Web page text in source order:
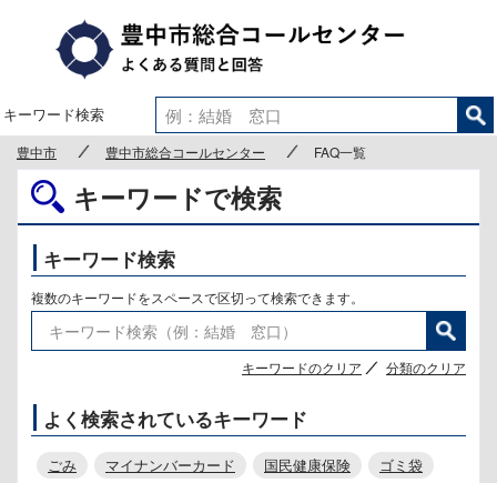
キーワード検索
豊中市 豊中市総合コールセンター FAQ一覧
キーワードで検索
キーワード検索
複数のキーワードをスペースで区切って検索できます。
キーワードのクリア 分類のクリア
よく検索されているキーワード
ごみ マイナンバーカード 国民健康保険
ゴミ袋